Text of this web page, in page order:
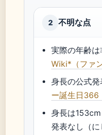
2 不明な点
実際の年齢は
Wiki*（ファ
身長の公式発
ー誕生日366
身長は
発表なし（